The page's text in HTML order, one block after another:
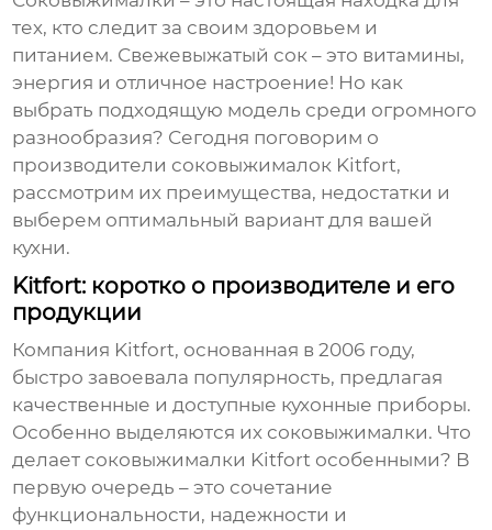
тех, кто следит за своим здоровьем и
питанием. Свежевыжатый сок – это витамины,
энергия и отличное настроение! Но как
выбрать подходящую модель среди огромного
разнообразия? Сегодня поговорим о
производители соковыжималок Kitfort,
рассмотрим их преимущества, недостатки и
выберем оптимальный вариант для вашей
кухни.
Kitfort: коротко о производителе и его
продукции
Компания Kitfort, основанная в 2006 году,
быстро завоевала популярность, предлагая
качественные и доступные кухонные приборы.
Особенно выделяются их соковыжималки. Что
делает соковыжималки Kitfort особенными? В
первую очередь – это сочетание
функциональности, надежности и